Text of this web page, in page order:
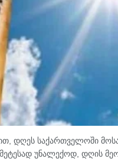
დღეს საქართველოში
უნალექოდ, დღის